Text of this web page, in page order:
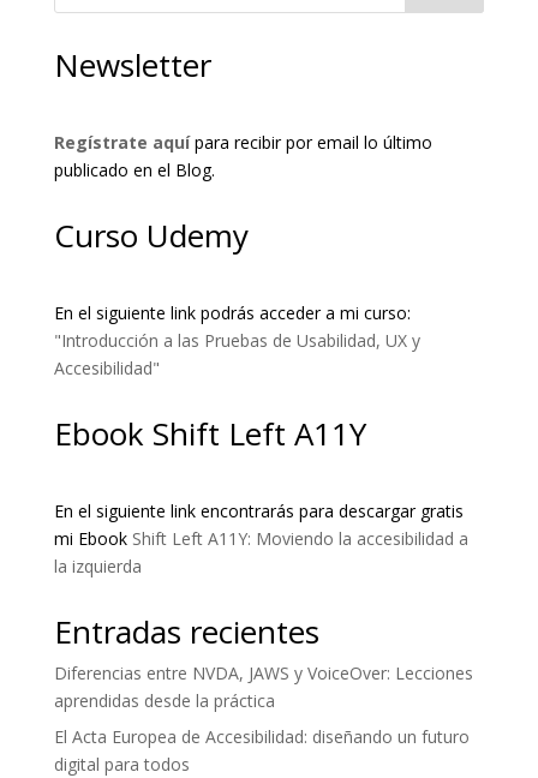
Newsletter
Regístrate aquípara recibir por email lo último
publicado en el Blog.
Curso Udemy
En el siguiente link podrás acceder a mi curso:
"Introducción a las Pruebas de Usabilidad, UX y
Accesibilidad"
Ebook Shift Left A11Y
En el siguiente link encontrarás para descargar gratis
mi Ebook Shift Left A11Y: Moviendo la accesibilidad a
la izquierda
Entradas recientes
Diferencias entre NVDA, JAWS y VoiceOver: Lecciones
aprendidas desde la práctica
El Acta Europea de Accesibilidad: diseñando un futuro
digital para todos